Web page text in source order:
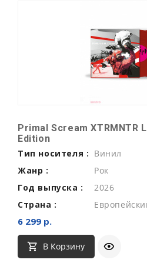
Primal Scream XTRMNTR
Edition
Тип носителя : Винил
Жанр :
Рок
Год выпуска :
2026
Страна :
6 299 р.
В Корзину